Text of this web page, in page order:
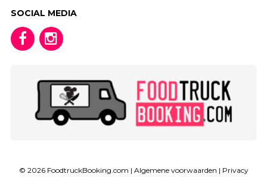
SOCIAL MEDIA
© 2026 FoodtruckBooking.com | Algemene voorwaarden | Privacy